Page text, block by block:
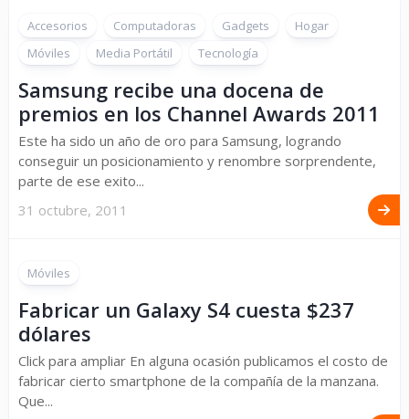
Accesorios Computadoras Gadgets
Hogar
Móviles
Media Portátil Tecnología
Samsung recibe una docena de
premios en los Channel Awards 2011
Este ha sido un año de oro para Samsung, logrando
conseguir un posicionamiento y renombre sorprendente,
parte de ese exito...
31 octubre, 2011
Móviles
Fabricar un Galaxy S4 cuesta $237
dólares
Click para ampliar En alguna ocasión publicamos el costo de
fabricar cierto smartphone de la compañía de la manzana.
Que...